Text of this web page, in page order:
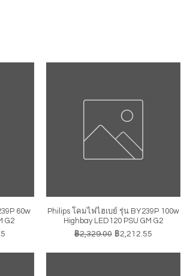
60w
G2
ด
ดูข้อมูลด่วน
Philips โคมไฟไฮเบย์ รุ่น BY239P 100w
Highbay LED120 PSU GM G2
ราคาปกติ
฿2,329.00 ราคาขายลด
฿2,212.55